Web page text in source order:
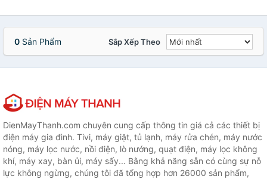
0 Sản Phẩm Sắp Xếp Theo
DienMayThanh.com chuyên cung cấp thông tin giá cả các thiết bị
điện máy gia đình. Tivi, máy giặt, tủ lạnh, máy rửa chén, máy nước
nóng, máy lọc nước, nồi điện, lò nướng, quạt điện, máy lọc không
khí, máy xay, bàn ủi, máy sấy... Bằng khả năng sẵn có cùng sự nỗ
lực không ngừng, chúng tôi đã tổng hợp hơn 26000 sản phẩm,